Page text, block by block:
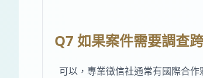
Q7 如果案件需要調查
可以，專業徵信社通常有國際合